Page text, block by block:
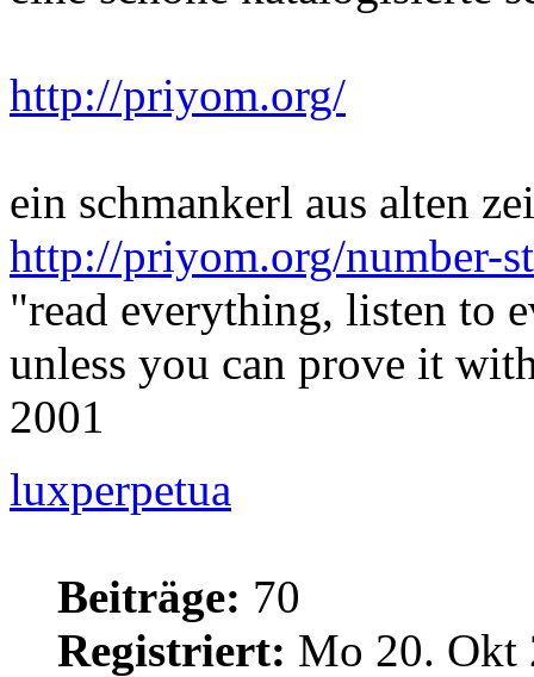
http://priyom.org/
ein schmankerl aus alten
http://priyom.org/number-
"read everything, listen to
unless you can prove it
2001
luxperpetua
Beiträge: 70
Registriert: Mo 20. Okt